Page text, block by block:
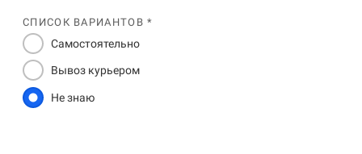
СПИСОК ВАРИАНТОВ *
Самостоятельно
Вывоз курьером
Не знаю